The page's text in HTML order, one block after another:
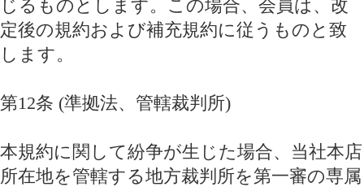
じるものとします。この場合、会員は、改
定後の規約および補充規約に従うものと致
します。
第12条 (準拠法、管轄裁判所)
本規約に関して紛争が生じた場合、当社本店
所在地を管轄する地方裁判所を第一審の専属